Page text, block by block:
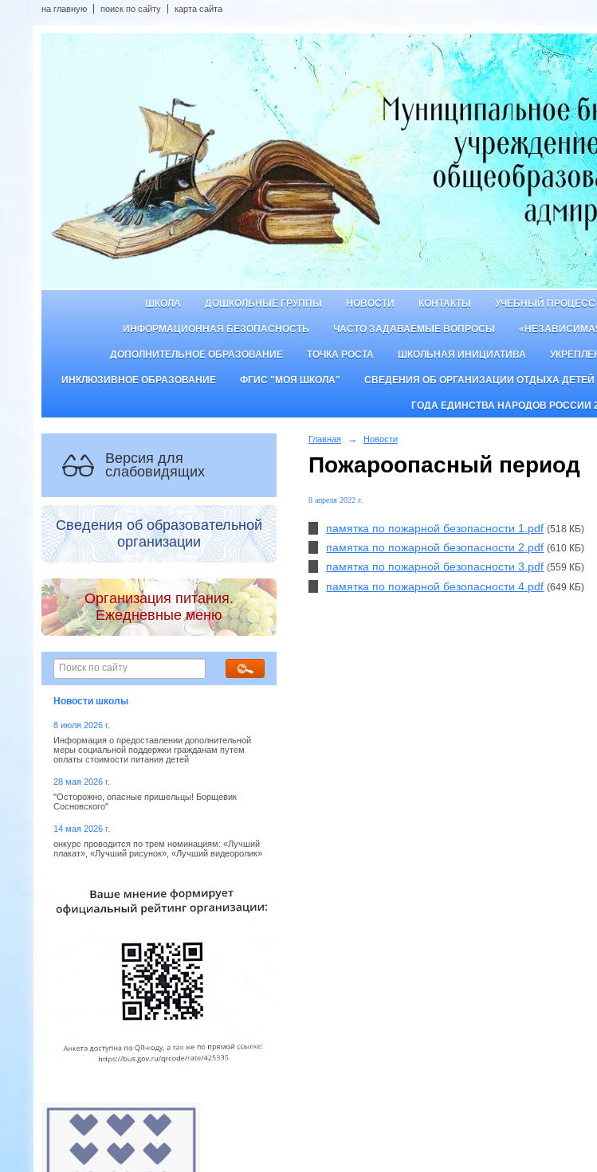
на главную поиск по сайту карта сайта
ШКОЛА ДОШКОЛЬНЫЕ ГРУППЫ НОВОСТИ КОНТАКТЫ УЧЕБНЫЙ ПРОЦЕСС
ИНФОРМАЦИОННАЯ БЕЗОПАСНОСТЬ ЧАСТО ЗАДАВАЕМЫЕ ВОПРОСЫ
ДОПОЛНИТЕЛЬНОЕ ОБРАЗОВАНИЕ ТОЧКА РОСТА ШКОЛЬНАЯ ИНИЦИАТИВА
ИНКЛЮЗИВНОЕ ОБРАЗОВАНИЕ ФГИС "МОЯ ШКОЛА" СВЕДЕНИЯ ОБ ОРГАНИЗАЦИИ ОТДЫХА
ГОДА ЕДИНСТВА НАРОДОВ РОССИИ
Версия для
слабовидящих
Сведения об образовательной
организации
Организация питания.
Ежедневные меню
Новости школы
8 июля 2026 г.
Информация о предоставлении дополнительной
меры социальной поддержки гражданам путем
оплаты стоимости питания детей
28 мая 2026 г.
"Осторожно, опасные пришельцы! Борщевик
Сосновского"
14 мая 2026 г.
онкурс проводится по трем номинациям: «Лучший
плакат», «Лучший рисунок», «Лучший видеоролик»
Главная → Новости
Пожароопасный период
8 апреля 2022 г.
памятка по пожарной безопасности 1.pdf (518 КБ)
памятка по пожарной безопасности 2.pdf (610 КБ)
памятка по пожарной безопасности 3.pdf (559 КБ)
памятка по пожарной безопасности 4.pdf (649 КБ)